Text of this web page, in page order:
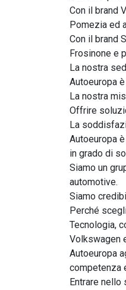
Con il brand
Pomezia ed
Con il brand
Frosinone e
La nostra
Autoeuropa
La nostra
Offrire
La
Autoeuropa
in grado di
Siamo un
automotive.
Siamo
Perché
Tecnologia,
Volkswagen
Autoeuropa
competenza
Entrare